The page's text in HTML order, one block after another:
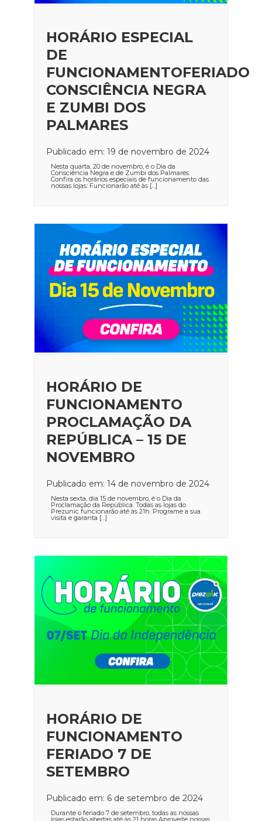
HORÁRIO ESPECIAL
DE
FUNCIONAMENTOFERIADO
CONSCIÊNCIA NEGRA
E ZUMBI DOS
PALMARES
Publicado em: 19 de novembro de 2024
Nesta quarta, 20 de novembro, é o Dia da
Consciência Negra e de Zumbi dos Palmares.
Confira os horários especiais de funcionamento das
nossas lojas: Funcionarão até às […]
HORÁRIO DE
FUNCIONAMENTO
PROCLAMAÇÃO DA
REPÚBLICA – 15 DE
NOVEMBRO
Publicado em: 14 de novembro de 2024
Nesta sexta, dia 15 de novembro, é o Dia da
Proclamação da República. Todas as lojas do
Prezunic funcionarão até às 21h. Programe a sua
visita e garanta […]
HORÁRIO DE
FUNCIONAMENTO
FERIADO 7 DE
SETEMBRO
Publicado em: 6 de setembro de 2024
Durante o feriado 7 de setembro, todas as nossas
lojas estarão abertas até às 21 horas.Aproveite nossas